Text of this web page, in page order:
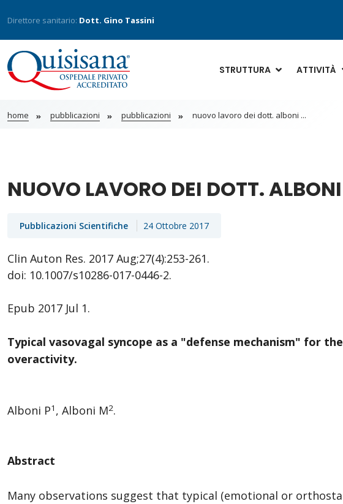
Direttore sanitario: Dott. Gino Tassini
STRUTTURA ATTIVITÀ
home pubblicazioni pubblicazioni nuovo lavoro dei dott. alboni ...
NUOVO LAVORO DEI DOTT.
Pubblicazioni Scientifiche 24 Ottobre 2017
Clin Auton Res. 2017 Aug;27(4):253-261.
doi: 10.1007/s10286-017-0446-2.
Epub 2017 Jul 1.
Typical vasovagal syncope as a "defense mechanism" for
overactivity.
Alboni P1 , Alboni M2.
Abstract
Many observations suggest that typical (emotional or